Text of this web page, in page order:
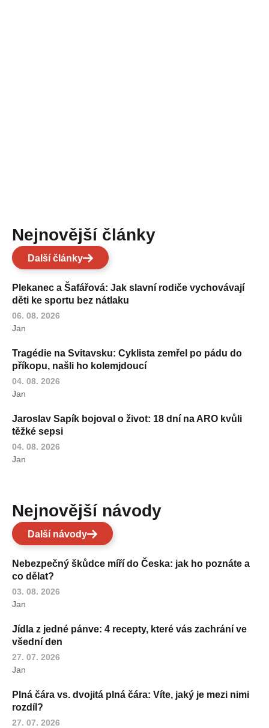
Nejnovější články
Další články
Plekanec a Šafářová: Jak slavní rodiče vychovávají
děti ke sportu bez nátlaku
06. 08. 2026
Jan
Tragédie na Svitavsku: Cyklista zemřel po pádu do
příkopu, našli ho kolemjdoucí
04. 08. 2026
Jan
Jaroslav Sapík bojoval o život: 18 dní na ARO kvůli
těžké sepsi
04. 08. 2026
Jan
Nejnovější návody
Další návody
Nebezpečný škůdce míří do Česka: jak ho poznáte a
co dělat?
03. 08. 2026
Jan
Jídla z jedné pánve: 4 recepty, které vás zachrání ve
všední den
27. 07. 2026
Jan
Plná čára vs. dvojitá plná čára: Víte, jaký je mezi nimi
rozdíl?
27. 07. 2026